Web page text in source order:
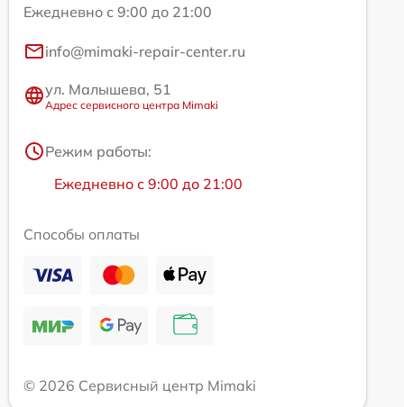
Ежедневно с 9:00 до 21:00
info@mimaki-repair-center.ru
ул. Малышева, 51
Адрес сервисного центра Mimaki
Режим работы:
Ежедневно с 9:00 до 21:00
Способы оплаты
© 2026 Сервисный центр Mimaki